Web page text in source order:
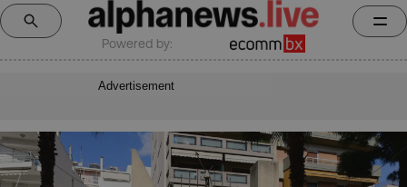
Powered by:
Advertisement